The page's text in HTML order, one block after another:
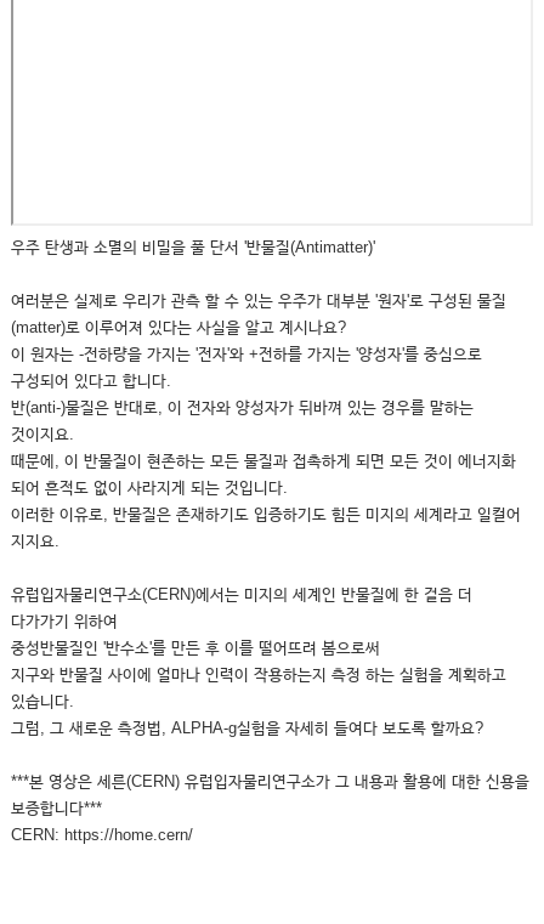
우주 탄생과 소멸의 비밀을 풀 단서 '반물질(Antimatter)'
여러분은 실제로 우리가 관측 할 수 있는 우주가 대부분 '원자'로 구성된 물질
(matter)로 이루어져 있다는 사실을 알고 계시나요?
이 원자는 -전하량을 가지는 '전자'와 +전하를 가지는 '양성자'를 중심으로
구성되어 있다고 합니다.
반(anti-)물질은 반대로, 이 전자와 양성자가 뒤바껴 있는 경우를 말하는
것이지요.
때문에, 이 반물질이 현존하는 모든 물질과 접촉하게 되면 모든 것이 에너지화
되어 흔적도 없이 사라지게 되는 것입니다.
이러한 이유로, 반물질은 존재하기도 입증하기도 힘든 미지의 세계라고 일컬어
지지요.
유럽입자물리연구소(CERN)에서는 미지의 세계인 반물질에 한 걸음 더
다가가기 위하여
중성반물질인 '반수소'를 만든 후 이를 떨어뜨려 봄으로써
지구와 반물질 사이에 얼마나 인력이 작용하는지 측정 하는 실험을 계획하고
있습니다.
그럼, 그 새로운 측정법, ALPHA-g실험을 자세히 들여다 보도록 할까요?
***본 영상은 세른(CERN) 유럽입자물리연구소가 그 내용과 활용에 대한 신용을
보증합니다***
CERN: https://home.cern/